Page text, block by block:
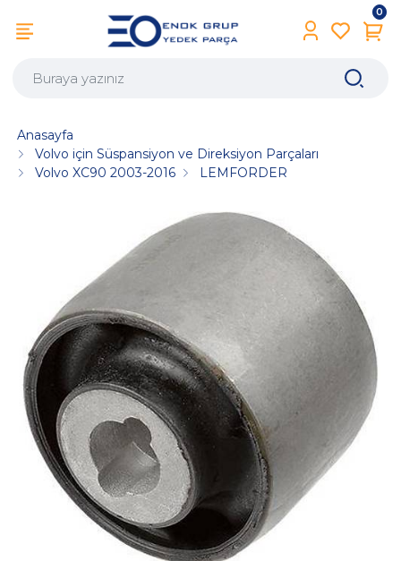
0
Anasayfa
Volvo için Süspansiyon ve Direksiyon Parçaları
Volvo XC90 2003-2016
LEMFORDER